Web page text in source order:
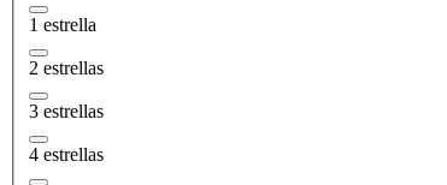
1 estrella
2 estrellas
3 estrellas
4 estrellas